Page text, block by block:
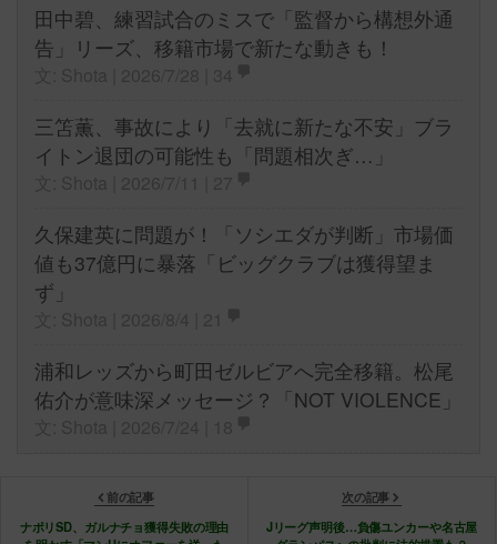
田中碧、練習試合のミスで「監督から構想外通
告」リーズ、移籍市場で新たな動きも！
三笘薫、事故により「去就に新たな不安」ブラ
イトン退団の可能性も「問題相次ぎ…」
久保建英に問題が！「ソシエダが判断」市場価
値も37億円に暴落「ビッグクラブは獲得望ま
ず」
浦和レッズから町田ゼルビアへ完全移籍。松尾
佑介が意味深メッセージ？「NOT VIOLENCE」
前の記事
ナポリSD、ガルナチョ獲得失敗の理由
次の記事
Jリーグ声明後…負傷ユンカーや名古屋